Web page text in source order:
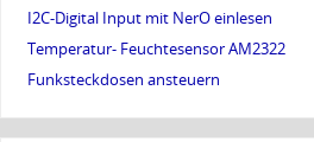
I2C-Digital Input mit NerO einlesen
Temperatur- Feuchtesensor AM2322
Funksteckdosen ansteuern